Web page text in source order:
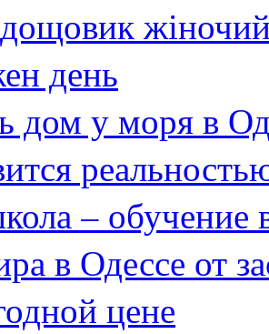
день
дом у моря в
– обучение
в Одессе от
цене